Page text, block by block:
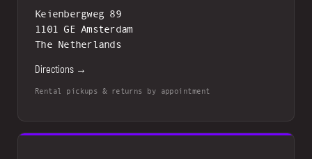
Keienbergweg 89
1101 GE Amsterdam
The Netherlands
Directions →
Rental pickups & returns by appointment